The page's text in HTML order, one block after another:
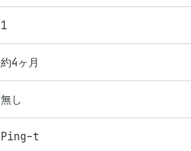
1
約4ヶ月
無し
Ping-t